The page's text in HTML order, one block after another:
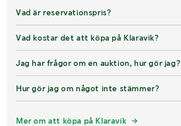
Vad är reservationspris?
Vad kostar det att köpa på Klaravik?
Jag har frågor om en auktion, hur gör jag?
Hur gör jag om något inte stämmer?
Mer om att köpa på Klaravik